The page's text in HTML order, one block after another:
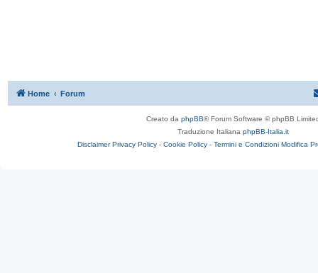
Home Forum
Creato da phpBB® Forum Software © phpBB
Traduzione Italiana phpBB-Italia.it
Disclaimer Privacy Policy - Cookie Policy - Termini e Condizioni Modifica